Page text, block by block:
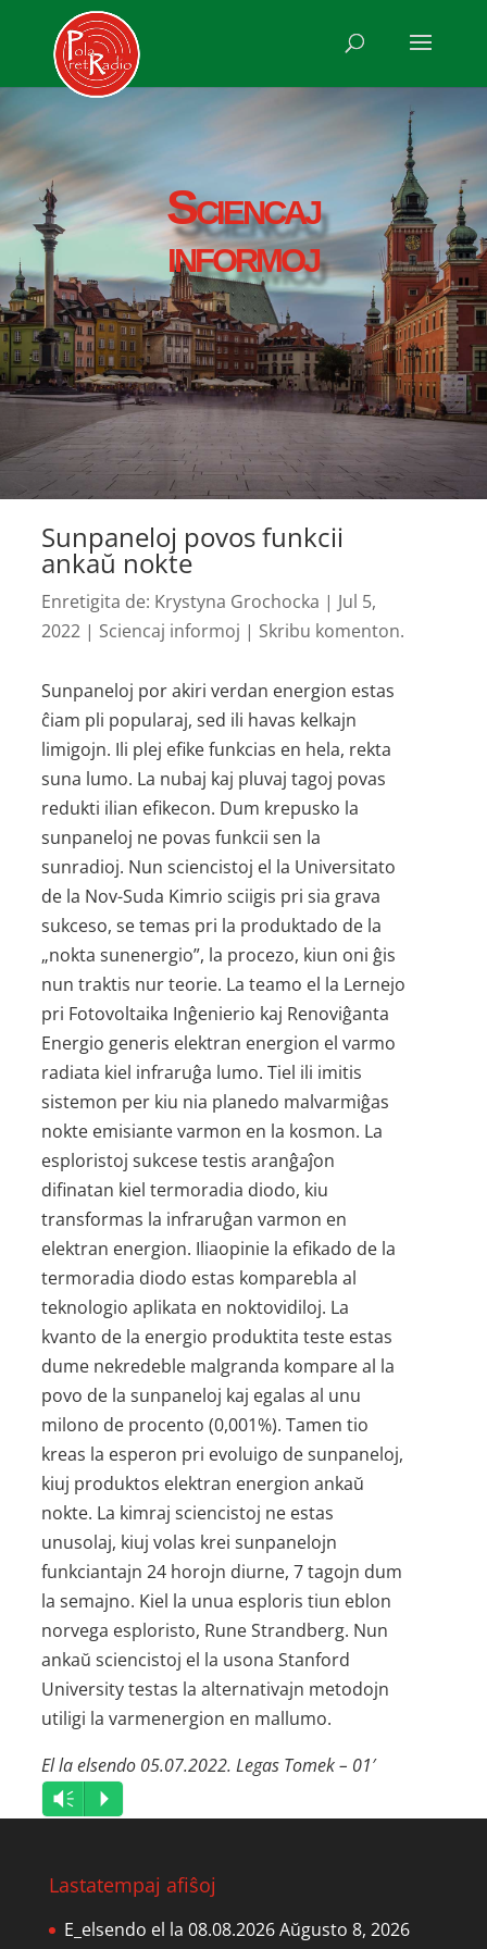
Sciencaj
informoj
Sunpaneloj povos funkcii
ankaŭ nokte
Enretigita de: Krystyna Grochocka | Jul 5,
2022 | Sciencaj informoj | Skribu komenton.
Sunpaneloj por akiri verdan energion estas
ĉiam pli popularaj, sed ili havas kelkajn
limigojn. Ili plej efike funkcias en hela, rekta
suna lumo. La nubaj kaj pluvaj tagoj povas
redukti ilian efikecon. Dum krepusko la
sunpaneloj ne povas funkcii sen la
sunradioj. Nun sciencistoj el la Universitato
de la Nov-Suda Kimrio sciigis pri sia grava
sukceso, se temas pri la produktado de la
„nokta sunenergio”, la procezo, kiun oni ĝis
nun traktis nur teorie. La teamo el la Lernejo
pri Fotovoltaika Inĝenierio kaj Renoviĝanta
Energio generis elektran energion el varmo
radiata kiel infraruĝa lumo. Tiel ili imitis
sistemon per kiu nia planedo malvarmiĝas
nokte emisiante varmon en la kosmon. La
esploristoj sukcese testis aranĝaĵon
difinatan kiel termoradia diodo, kiu
transformas la infraruĝan varmon en
elektran energion. Iliaopinie la efikado de la
termoradia diodo estas komparebla al
teknologio aplikata en noktovidiloj. La
kvanto de la energio produktita teste estas
dume nekredeble malgranda kompare al la
povo de la sunpaneloj kaj egalas al unu
milono de procento (0,001%). Tamen tio
kreas la esperon pri evoluigo de sunpaneloj,
kiuj produktos elektran energion ankaŭ
nokte. La kimraj sciencistoj ne estas
unusolaj, kiuj volas krei sunpanelojn
funkciantajn 24 horojn diurne, 7 tagojn dum
la semajno. Kiel la unua esploris tiun eblon
norvega esploristo, Rune Strandberg. Nun
ankaŭ sciencistoj el la usona Stanford
University testas la alternativajn metodojn
utiligi la varmenergion en mallumo.
El la elsendo 05.07.2022. Legas Tomek – 01′
Audio
Player
Vm P
Lastatempaj afiŝoj
E_elsendo el la 08.08.2026Aŭgusto 8, 2026